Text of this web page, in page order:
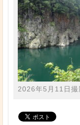
2026年5月11日撮